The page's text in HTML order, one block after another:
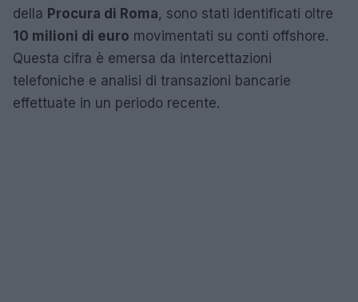
della Procura di Roma, sono stati identificati oltre
10 milioni di euro movimentati su conti offshore.
Questa cifra è emersa da intercettazioni
telefoniche e analisi di transazioni bancarie
effettuate in un periodo recente.